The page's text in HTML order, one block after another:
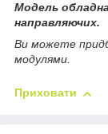
Модель
направляючих.
Ви можете
модулями.
Приховати